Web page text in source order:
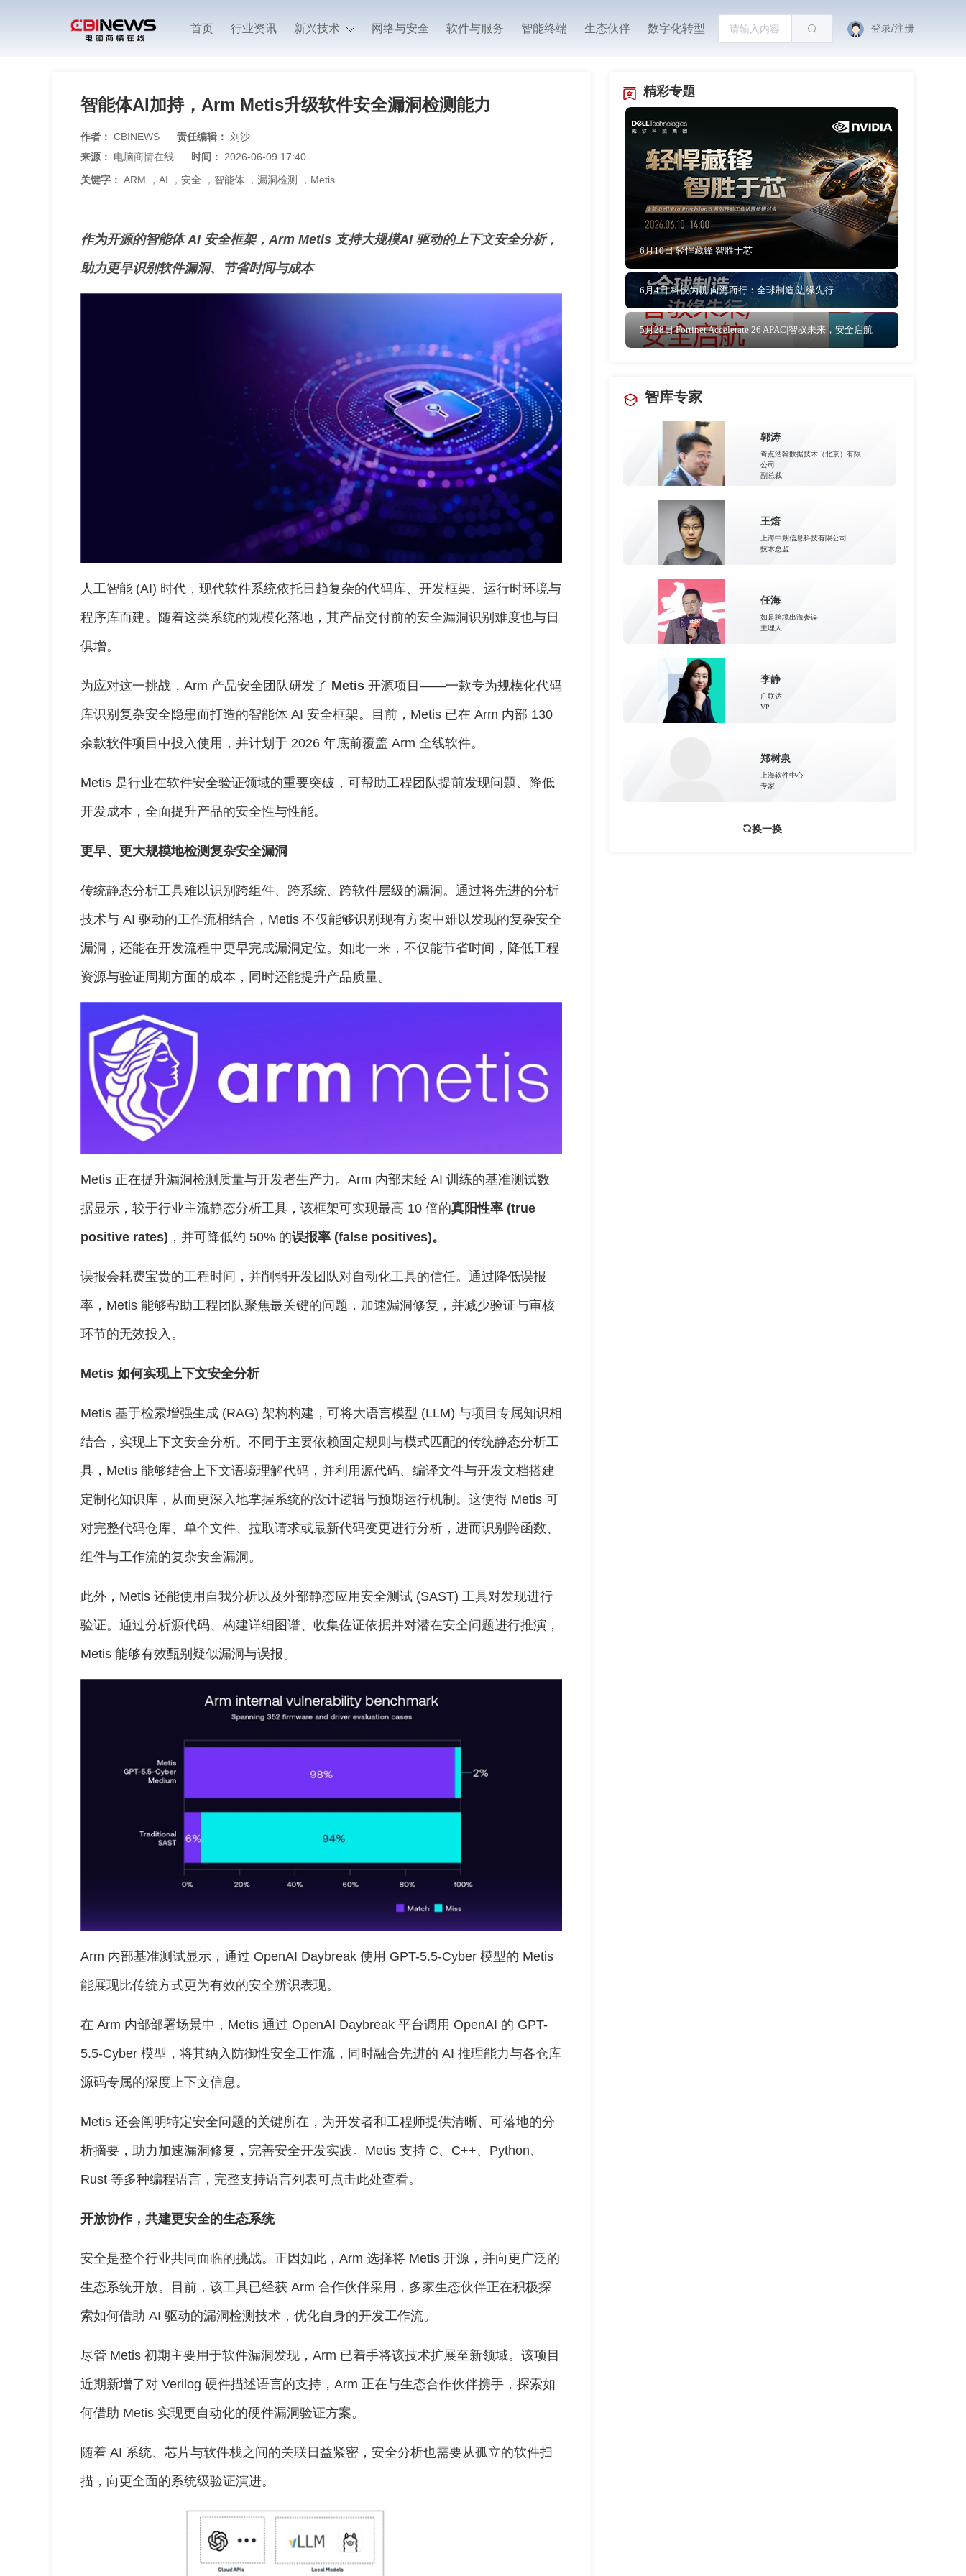
首页 行业资讯 新兴技术 网络与安全 软件与服务 智能终端 生态伙伴 数字化转型 登录/注册
智能体AI加持，Arm Metis升级软件安全漏洞检测能力
作者： CBINEWS 责任编辑： 刘沙
来源： 电脑商情在线 时间： 2026-06-09 17:40
关键字： ARM ， AI ， 安全 ， 智能体 ， 漏洞检测 ， Metis
作为开源的智能体 AI 安全框架，Arm Metis 支持大规模AI 驱动的上下文安全分析，
助力更早识别软件漏洞、节省时间与成本
人工智能 (AI) 时代，现代软件系统依托日趋复杂的代码库、开发框架、运行时环境与
程序库而建。随着这类系统的规模化落地，其产品交付前的安全漏洞识别难度也与日
俱增。
为应对这一挑战，Arm 产品安全团队研发了 Metis 开源项目——一款专为规模化代码
库识别复杂安全隐患而打造的智能体 AI 安全框架。目前，Metis 已在 Arm 内部 130
余款软件项目中投入使用，并计划于 2026 年底前覆盖 Arm 全线软件。
Metis 是行业在软件安全验证领域的重要突破，可帮助工程团队提前发现问题、降低
开发成本，全面提升产品的安全性与性能。
更早、更大规模地检测复杂安全漏洞
传统静态分析工具难以识别跨组件、跨系统、跨软件层级的漏洞。通过将先进的分析
技术与 AI 驱动的工作流相结合，Metis 不仅能够识别现有方案中难以发现的复杂安全
漏洞，还能在开发流程中更早完成漏洞定位。如此一来，不仅能节省时间，降低工程
资源与验证周期方面的成本，同时还能提升产品质量。
Metis 正在提升漏洞检测质量与开发者生产力。Arm 内部未经 AI 训练的基准测试数
据显示，较于行业主流静态分析工具，该框架可实现最高 10 倍的真阳性率 (true
positive rates) ，并可降低约 50% 的误报率 (false positives)。
误报会耗费宝贵的工程时间，并削弱开发团队对自动化工具的信任。通过降低误报
率，Metis 能够帮助工程团队聚焦最关键的问题，加速漏洞修复，并减少验证与审核
环节的无效投入。
Metis 如何实现上下文安全分析
Metis 基于检索增强生成 (RAG) 架构构建，可将大语言模型 (LLM) 与项目专属知识相
结合，实现上下文安全分析。不同于主要依赖固定规则与模式匹配的传统静态分析工
具，Metis 能够结合上下文语境理解代码，并利用源代码、编译文件与开发文档搭建
定制化知识库，从而更深入地掌握系统的设计逻辑与预期运行机制。这使得 Metis 可
对完整代码仓库、单个文件、拉取请求或最新代码变更进行分析，进而识别跨函数、
组件与工作流的复杂安全漏洞。
此外，Metis 还能使用自我分析以及外部静态应用安全测试 (SAST) 工具对发现进行
验证。通过分析源代码、构建详细图谱、收集佐证依据并对潜在安全问题进行推演，
Metis 能够有效甄别疑似漏洞与误报。
Arm 内部基准测试显示，通过 OpenAI Daybreak 使用 GPT-5.5-Cyber 模型的 Metis
能展现比传统方式更为有效的安全辨识表现。
在 Arm 内部部署场景中，Metis 通过 OpenAI Daybreak 平台调用 OpenAI 的 GPT-
5.5-Cyber 模型，将其纳入防御性安全工作流，同时融合先进的 AI 推理能力与各仓库
源码专属的深度上下文信息。
Metis 还会阐明特定安全问题的关键所在，为开发者和工程师提供清晰、可落地的分
析摘要，助力加速漏洞修复，完善安全开发实践。Metis 支持 C、C++、Python、
Rust 等多种编程语言，完整支持语言列表可点击此处查看。
开放协作，共建更安全的生态系统
安全是整个行业共同面临的挑战。正因如此，Arm 选择将 Metis 开源，并向更广泛的
生态系统开放。目前，该工具已经获 Arm 合作伙伴采用，多家生态伙伴正在积极探
索如何借助 AI 驱动的漏洞检测技术，优化自身的开发工作流。
尽管 Metis 初期主要用于软件漏洞发现，Arm 已着手将该技术扩展至新领域。该项目
近期新增了对 Verilog 硬件描述语言的支持，Arm 正在与生态合作伙伴携手，探索如
何借助 Metis 实现更自动化的硬件漏洞验证方案。
随着 AI 系统、芯片与软件栈之间的关联日益紧密，安全分析也需要从孤立的软件扫
描，向更全面的系统级验证演进。
精彩专题
6月10日 轻悍藏锋 智胜于芯
6月4日 科技为帆 向海而行：全球制造 边缘先行
5月28日 Fortinet Accelerate 26 APAC|智驭未来，安全启航
智库专家
郭涛
奇点浩翰数据技术（北京）有限
公司
副总裁
王焙
上海中朔信息科技有限公司
技术总监
任海
如是跨境出海参谋
主理人
李静
广联达
VP
郑树泉
上海软件中心
专家
换一换